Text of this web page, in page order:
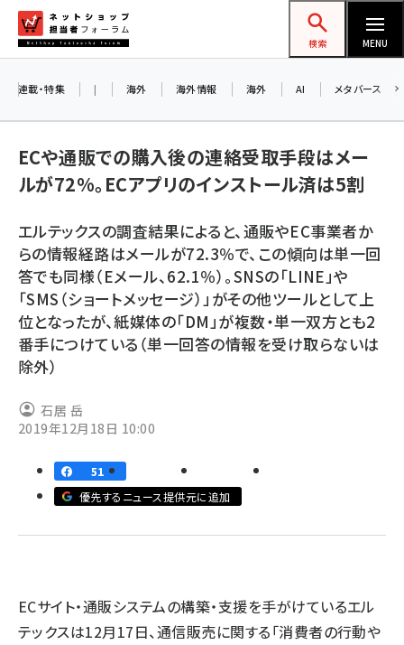
ン
ネットショップ担当者フォーラム
検索 MENU
yahoo (1905)
楽天 (1873)
ecbeing (1210)
アスクル (1122)
ビィ・フォアード (776)
revico (744)
連載・特集 | 海外 海外情報 海外 AI メタバース
ECや通販での購入後の連絡受取手段はメー
ルが72%。ECアプリのインストール済は5割
エルテックスの調査結果によると、通販やEC事業者か
らの情報経路はメールが72.3％で、この傾向は単一回
答でも同様（Eメール、62.1％）。SNSの「LINE」や
「SMS（ショートメッセージ）」がその他ツールとして上
位となったが、紙媒体の「DM」が複数・単一双方とも2
番手につけている（単一回答の情報を受け取らないは
除外）
石居 岳
2019年12月18日 10:00
51
優先するニュース提供元に追加
ECサイト・通販システムの構築・支援を手がけているエル
テックスは12月17日、通信販売に関する「消費者の行動や
お知らせ
AIが
8/26（
交流
参加